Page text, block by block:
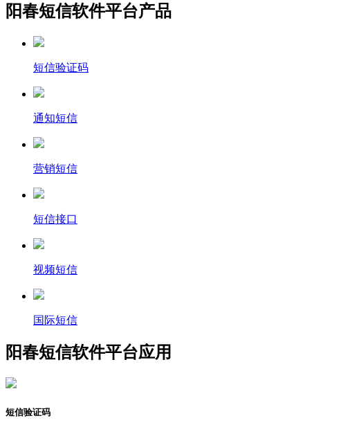
阳春短信软件平台产品
短信验证码
通知短信
营销短信
短信接口
视频短信
国际短信
阳春短信软件平台应用
短信验证码